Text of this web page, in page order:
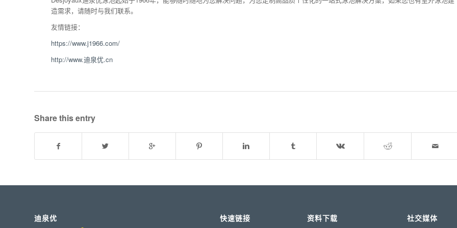
造需求，请随时与我们联系。
友情链接：
https://www.j1966.com/
http://www.迪泉优.cn
Share this entry
迪泉优 快速链接 资料下载 社交媒体